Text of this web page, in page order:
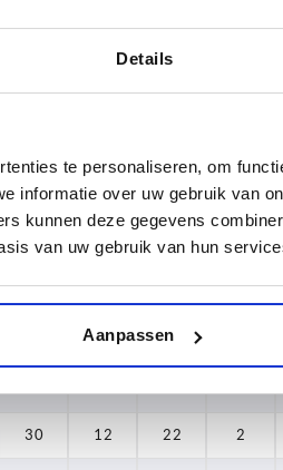
Details
te personaliseren, om
informatie over uw gebruik van
kunnen deze gegevens
van uw gebruik van hun
Aanpassen
148
Sie das bestätigte
D2 D3 H H1
25 10 19 2
10 19
30 12 22 2